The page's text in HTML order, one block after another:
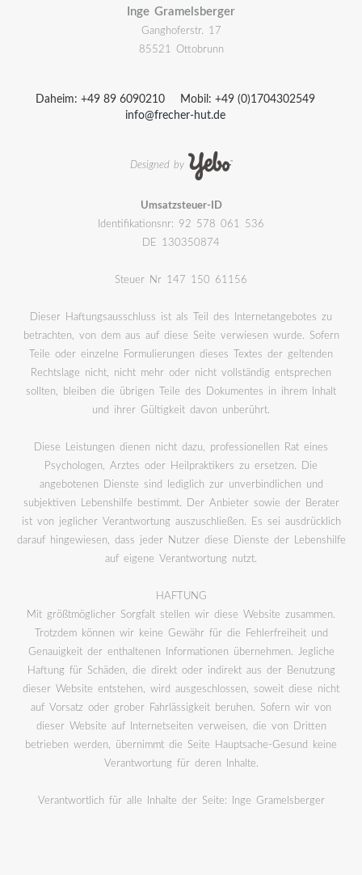
Inge Gramelsberger
Ganghoferstr. 17
85521 Ottobrunn
Daheim: +49 89 6090210
Mobil: +49 (0)1704302549
info@frecher-hut.de
Designed by
Umsatzsteuer-ID
Identifikationsnr: 92 578 061 536
DE 130350874
Steuer Nr 147 150 61156
Dieser Haftungsausschluss ist als Teil des Internetangebotes zu
betrachten, von dem aus auf diese Seite verwiesen wurde. Sofern
Teile oder einzelne Formulierungen dieses Textes der geltenden
Rechtslage nicht, nicht mehr oder nicht vollständig entsprechen
sollten, bleiben die übrigen Teile des Dokumentes in ihrem Inhalt
und ihrer Gültigkeit davon unberührt.
Diese Leistungen dienen nicht dazu, professionellen Rat eines
Psychologen, Arztes oder Heilpraktikers zu ersetzen. Die
angebotenen Dienste sind lediglich zur unverbindlichen und
subjektiven Lebenshilfe bestimmt. Der Anbieter sowie der Berater
ist von jeglicher Verantwortung auszuschließen. Es sei ausdrücklich
darauf hingewiesen, dass jeder Nutzer diese Dienste der Lebenshilfe
auf eigene Verantwortung nutzt.
HAFTUNG
Mit größtmöglicher Sorgfalt stellen wir diese Website zusammen.
Trotzdem können wir keine Gewähr für die Fehlerfreiheit und
Genauigkeit der enthaltenen Informationen übernehmen. Jegliche
Haftung für Schäden, die direkt oder indirekt aus der Benutzung
dieser Website entstehen, wird ausgeschlossen, soweit diese nicht
auf Vorsatz oder grober Fahrlässigkeit beruhen. Sofern wir von
dieser Website auf Internetseiten verweisen, die von Dritten
betrieben werden, übernimmt die Seite Hauptsache-Gesund keine
Verantwortung für deren Inhalte.
Verantwortlich für alle Inhalte der Seite: Inge Gramelsberger